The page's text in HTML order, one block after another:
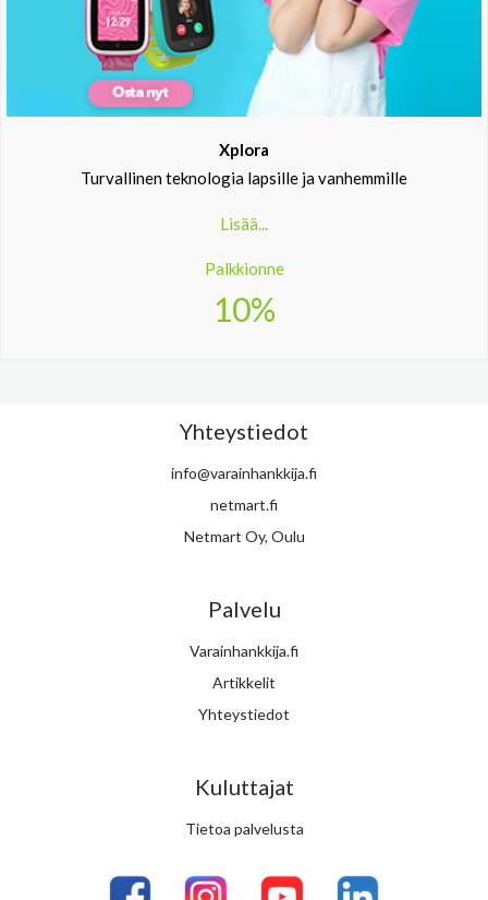
Xplora
Turvallinen teknologia lapsille ja vanhemmille
Lisää...
Palkkionne
10%
Yhteystiedot
info@varainhankkija.fi
netmart.fi
Netmart Oy, Oulu
Palvelu
Varainhankkija.fi
Artikkelit
Yhteystiedot
Kuluttajat
Tietoa palvelusta